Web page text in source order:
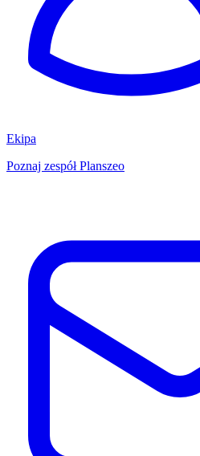
Ekipa
Poznaj zespół Planszeo